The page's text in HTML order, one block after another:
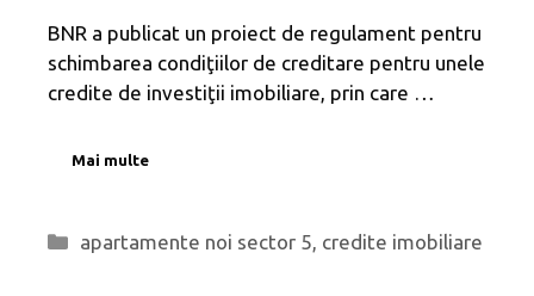
BNR a publicat un proiect de regulament pentru
schimbarea condiţiilor de creditare pentru unele
credite de investiţii imobiliare, prin care …
Mai multe
Categorii
apartamente noi sector 5, credite imobiliare